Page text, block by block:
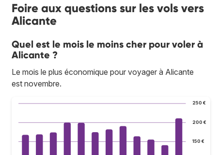
Foire aux questions sur les vols vers
Alicante
Quel est le mois le moins cher pour voler à
Alicante ?
Le mois le plus économique pour voyager à Alicante
est novembre.
150 €
200 €
250 €